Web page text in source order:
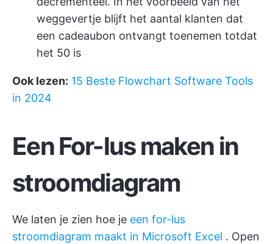
weggevertje blijft het aantal klanten dat
een cadeaubon ontvangt toenemen totdat
het 50 is
Ook lezen: 15 Beste Flowchart Software Tools
in 2024
Een For-lus maken in
stroomdiagram
We laten je zien hoe je een for-lus
stroomdiagram maakt in Microsoft Excel . Open